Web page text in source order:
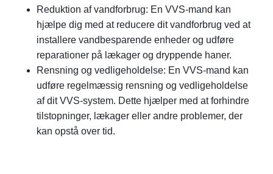
Reduktion af vandforbrug: En VVS-mand kan
hjælpe dig med at reducere dit vandforbrug ved at
installere vandbesparende enheder og udføre
reparationer på lækager og dryppende haner.
Rensning og vedligeholdelse: En VVS-mand kan
udføre regelmæssig rensning og vedligeholdelse
af dit VVS-system. Dette hjælper med at forhindre
tilstopninger, lækager eller andre problemer, der
kan opstå over tid.